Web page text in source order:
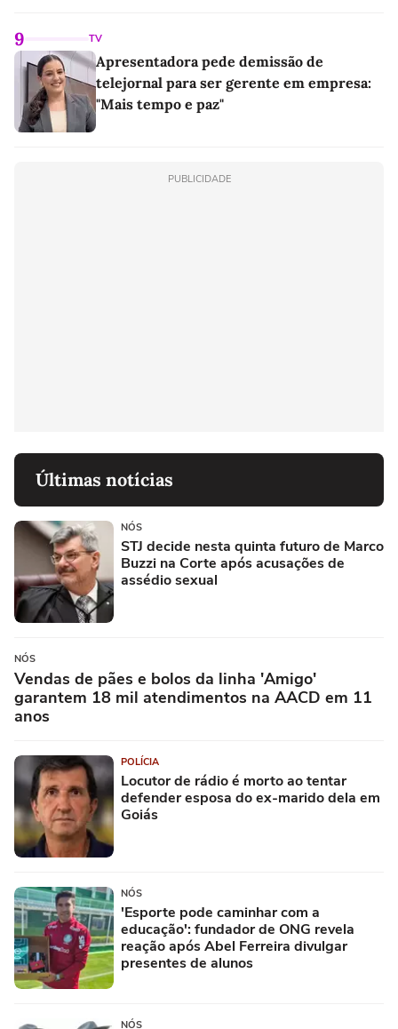
9 TV
Apresentadora pede demissão de
telejornal para ser gerente em empresa:
"Mais tempo e paz"
PUBLICIDADE
Últimas notícias
NÓS
STJ decide nesta quinta futuro de Marco
Buzzi na Corte após acusações de
assédio sexual
NÓS
Vendas de pães e bolos da linha 'Amigo'
garantem 18 mil atendimentos na AACD em 11
anos
POLÍCIA
Locutor de rádio é morto ao tentar
defender esposa do ex-marido dela em
Goiás
NÓS
'Esporte pode caminhar com a
educação': fundador de ONG revela
reação após Abel Ferreira divulgar
presentes de alunos
NÓS